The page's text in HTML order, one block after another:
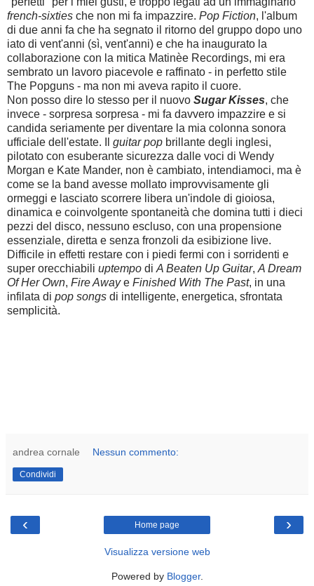
french-sixties che non mi fa impazzire. Pop Fiction, l'album
di due anni fa che ha segnato il ritorno del gruppo dopo uno
iato di vent'anni (sì, vent'anni) e che ha inaugurato la
collaborazione con la mitica Matinèe Recordings, mi era
sembrato un lavoro piacevole e raffinato - in perfetto stile
The Popguns - ma non mi aveva rapito il cuore.
Non posso dire lo stesso per il nuovo Sugar Kisses, che
invece - sorpresa sorpresa - mi fa davvero impazzire e si
candida seriamente per diventare la mia colonna sonora
ufficiale dell'estate. Il guitar pop brillante degli inglesi,
pilotato con esuberante sicurezza dalle voci di Wendy
Morgan e Kate Mander, non è cambiato, intendiamoci, ma è
come se la band avesse mollato improvvisamente gli
ormeggi e lasciato scorrere libera un'indole di gioiosa,
dinamica e coinvolgente spontaneità che domina tutti i dieci
pezzi del disco, nessuno escluso, con una propensione
essenziale, diretta e senza fronzoli da esibizione live.
Difficile in effetti restare con i piedi fermi con i sorridenti e
super orecchiabili uptempo di A Beaten Up Guitar, A Dream
Of Her Own, Fire Awaye Finished With The Past, in una
infilata di pop songs di intelligente, energetica, sfrontata
semplicità.
andrea cornale Nessun commento:
Condividi
‹ ›
Home page
Visualizza versione web
Powered by Blogger.